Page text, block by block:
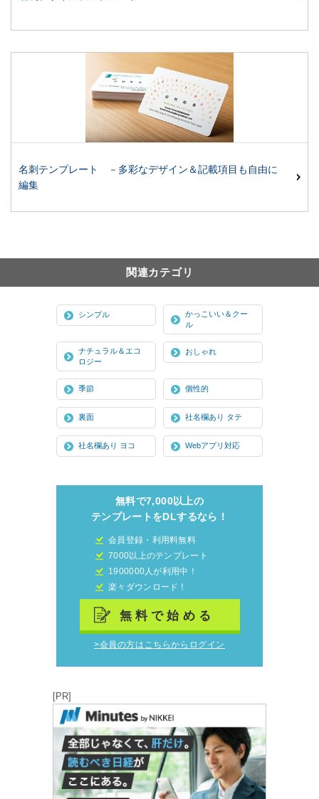
名刺テンプレート －多彩なデザイン＆記載項目も自由に
編集
関連カテゴリ
シンプル
かっこいい＆クー
ル
ナチュラル＆エコ
ロジー
おしゃれ
季節 個性的
裏面 社名欄あり タテ
社名欄あり ヨコ Webアプリ対応
無料で7,000以上の
テンプレートをDLするなら！
会員登録・利用料無料
7000以上のテンプレート
1900000人が利用中！
楽々ダウンロード！
無料で始める
>会員の方はこちらからログイン
[PR]